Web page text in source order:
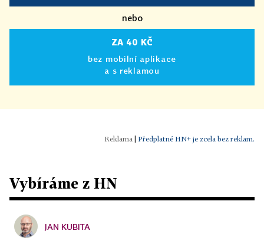
nebo
ZA 40 KČ
bez mobilní aplikace
a s reklamou
Předplatné HN+ je zcela bez reklam.
Vybíráme z HN
JAN KUBITA